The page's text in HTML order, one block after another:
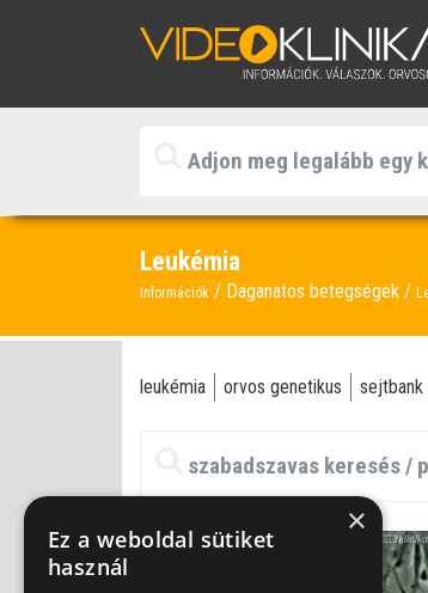
Leukémia
Információk Daganatos betegségek
leukémia orvos genetikus sejtbank
×
Ez a weboldal sütiket
használ